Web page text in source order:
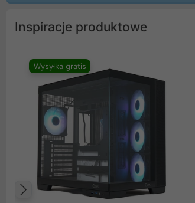
Inspiracje produktowe
Wysyłka gratis